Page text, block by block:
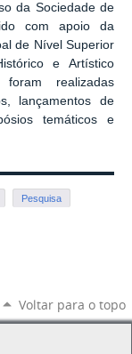
da Sociedade de
com apoio da
de Nível Superior
e Artístico
realizadas
lançamentos de
temáticos e
Pesquisa
Voltar para o topo